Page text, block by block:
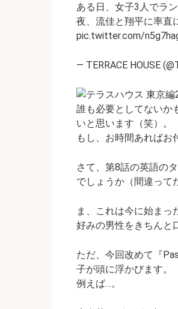
ある日、女子3人でラ
夜、流佳と翔平に率直
pic.twitter.com/
— TERRACE HOUSE
誰も必要としてないか
いと思います（笑）。
もし、お時間あればお
さて、第8話の英語の
でしょうか（間違って
ま、これは今に始ま
好みの男性をきちんと
ただ、今回改めて『
子が頭に浮かびます。
例えば…。